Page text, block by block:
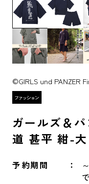
©GIRLS und PANZER
ガールズ＆
道 甚平 紺-大
予約期間
で